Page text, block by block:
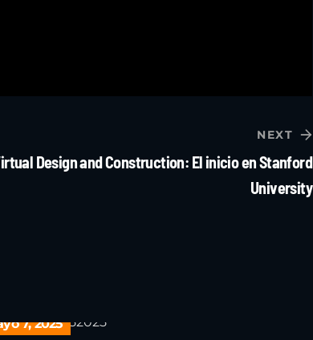
NEXT
Design and Construction: El inicio en Stanford
University
7, 2025